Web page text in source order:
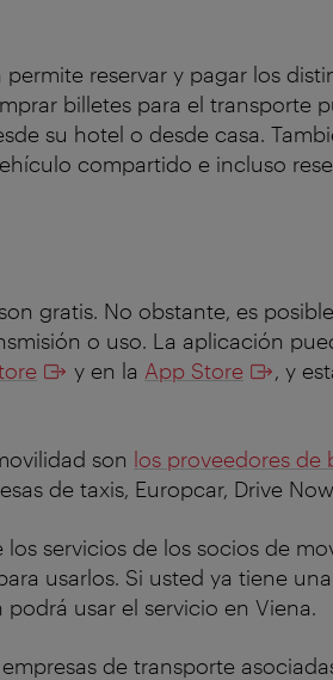
reservar y pagar los
billetes para el transporte
su hotel o desde casa.
compartido e incluso
gratis. No obstante, es
o uso. La aplicación
y en la App Store
, y
son los proveedores de
de taxis, Europcar, Drive
servicios de los socios de
usarlos. Si usted ya tiene
usar el servicio en Viena.
de transporte